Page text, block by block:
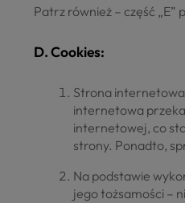
Patrz również – część „E”
D. Cookies:
Strona internetowa
internetowa
internetowej, co
strony. Ponadto,
Na podstawie
jego tożsamości –